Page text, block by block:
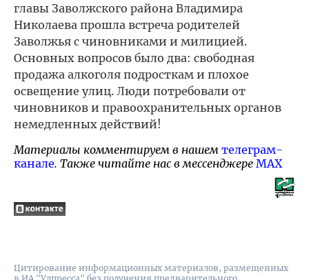
главы Заволжского района Владимира
Николаева прошла встреча родителей
Заволжья с чиновниками и милицией.
Основных вопросов было два: свободная
продажа алкоголя подросткам и плохое
освещение улиц. Люди потребовали от
чиновников и правоохранительных органов
немедленных действий!
Материалы комментируем в нашем телеграм-
канале. Также читайте нас в мессенджере MAX
Цитирование информационных материалов, размещенных